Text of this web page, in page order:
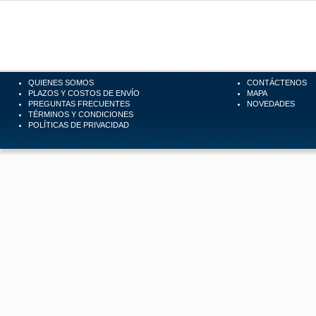
QUIENES SOMOS
PLAZOS Y COSTOS DE ENVÍO
PREGUNTAS FRECUENTES
TÉRMINOS Y CONDICIONES
POLÍTICAS DE PRIVACIDAD
CONTÁCTENOS
MAPA
NOVEDADES